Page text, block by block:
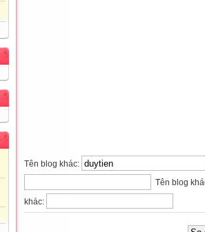
Tên blog khác:
Tên blog
khác: